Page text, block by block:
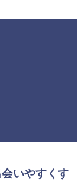
いやすくす